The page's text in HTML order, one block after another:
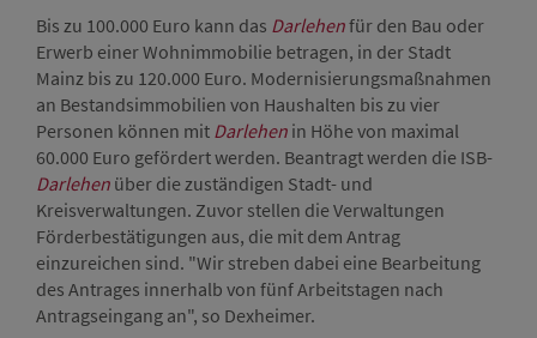
Bis zu 100.000 Euro kann das Darlehenfür den Bau oder
Erwerb einer Wohnimmobilie betragen, in der Stadt
Mainz bis zu 120.000 Euro. Modernisierungsmaßnahmen
an Bestandsimmobilien von Haushalten bis zu vier
Personen können mit Darlehen in Höhe von maximal
60.000 Euro gefördert werden. Beantragt werden die ISB-
Darlehen über die zuständigen Stadt- und
Kreisverwaltungen. Zuvor stellen die Verwaltungen
Förderbestätigungen aus, die mit dem Antrag
einzureichen sind. "Wir streben dabei eine Bearbeitung
des Antrages innerhalb von fünf Arbeitstagen nach
Antragseingang an", so Dexheimer.